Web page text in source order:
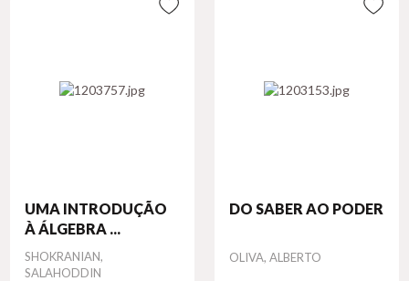
UMA INTRODUÇÃO
À ÁLGEBRA ...
Autor
SHOKRANIAN,
SALAHODDIN
DO SABER AO PODER
Autor
OLIVA, ALBERTO